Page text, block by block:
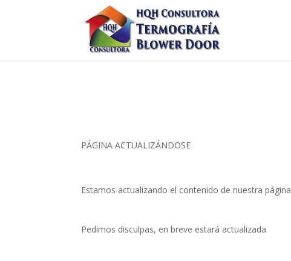
PÁGINA ACTUALIZÁNDOSE
Estamos actualizando el contenido de nuestra página
Pedimos disculpas, en breve estará actualizada